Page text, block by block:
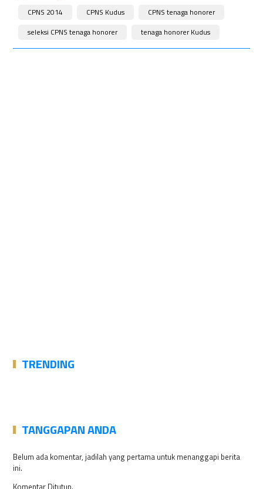
CPNS 2014 CPNS Kudus
CPNS tenaga honorer
seleksi CPNS tenaga honorer
tenaga honorer Kudus
TRENDING
TANGGAPAN ANDA
Belum ada komentar, jadilah yang pertama untuk menanggapi berita
ini.
Komentar Ditutup.